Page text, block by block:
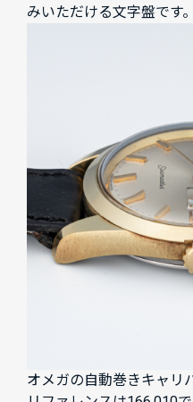
みいただける文字盤です。
オメガの自動巻きキャリ